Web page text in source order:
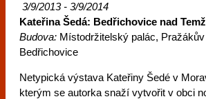
3/9/2013 - 3/9/2014
Kateřina Šedá: Bedřichovice nad
Budova: Místodržitelský palác,
Bedřichovice
Netypická výstava Kateřiny Šedé v
kterým se autorka snaží vytvořit v obci